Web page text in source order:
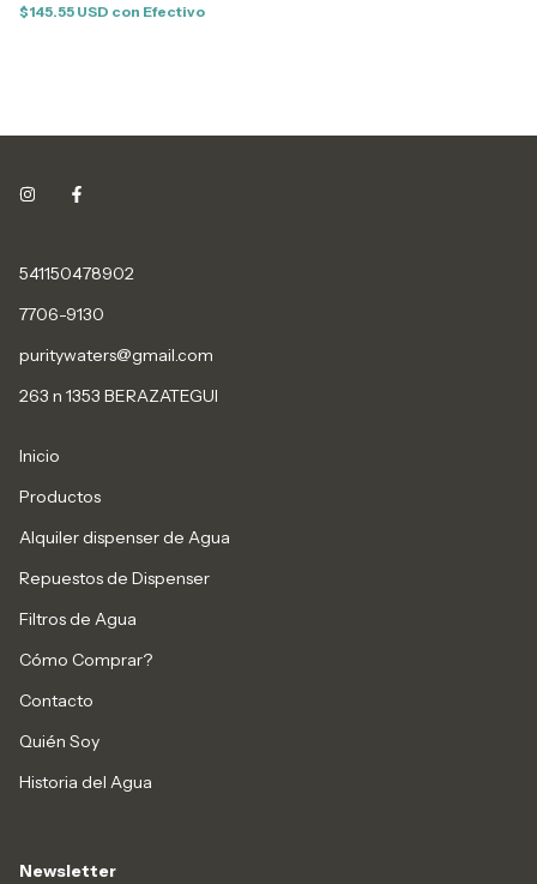
$145.55 USD con Efectivo
541150478902
7706-9130
puritywaters@gmail.com
263 n 1353 BERAZATEGUI
Inicio
Productos
Alquiler dispenser de Agua
Repuestos de Dispenser
Filtros de Agua
Cómo Comprar?
Contacto
Quién Soy
Historia del Agua
Newsletter